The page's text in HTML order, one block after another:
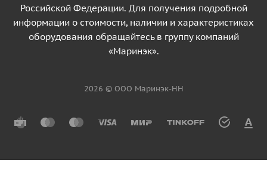
Российской Федерации. Для получения подробной
информации о стоимости, наличии и характеристиках
оборудования обращайтесь в группу компаний
«Маринэк».
2026 © ООО Маринэк-НН